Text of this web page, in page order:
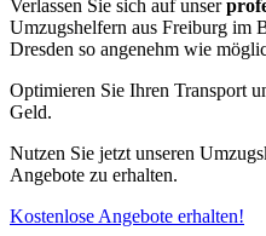
Verlassen Sie sich auf unser
Umzugshelfern aus Freiburg im
Dresden so angenehm wie
Optimieren Sie Ihren Transport
Geld.
Nutzen Sie jetzt unseren
Angebote zu erhalten.
Kostenlose Angebote erhalten!